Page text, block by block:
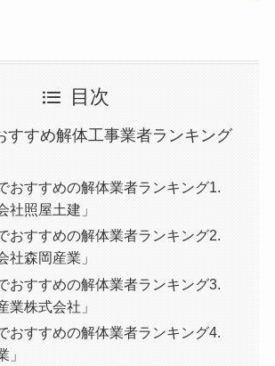
目次
すすめ解体工事業者ランキング
おすすめの解体業者ランキング1.
社照屋土建」
おすすめの解体業者ランキング2.
社森岡産業」
おすすめの解体業者ランキング3.
業株式会社」
おすすめの解体業者ランキング4.
」